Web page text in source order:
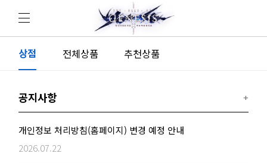
상점 전체상품 추천상품
공지사항
개인정보 처리방침(홈페이지) 변경 예정 안내
2026.07.22